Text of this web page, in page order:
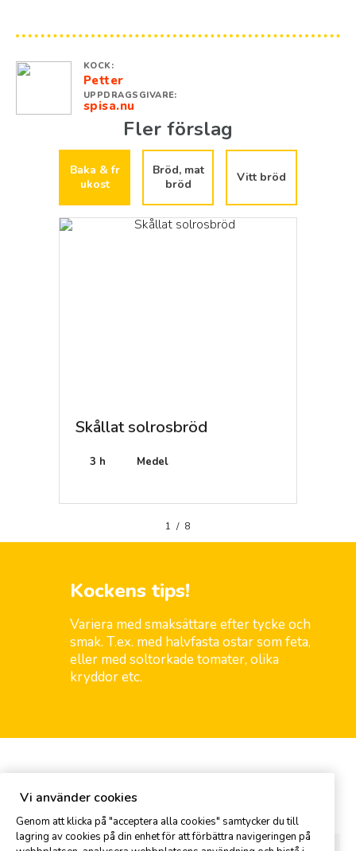
KOCK:
Petter
UPPDRAGSGIVARE:
spisa.nu
Fler förslag
Baka & fr
ukost
Bröd, mat
bröd
Vitt bröd
Skållat solrosbröd
3 h Medel
1 / 8
Kockens tips!
Variera med smaksättare efter tycke och
smak. T.ex. med halvfasta ostar som feta,
eller med soltorkade tomater, olika
kryddor etc.
Kommentar
Vi använder cookies
Genom att klicka på "acceptera alla cookies" samtycker du till
lagring av cookies på din enhet för att förbättra navigeringen på